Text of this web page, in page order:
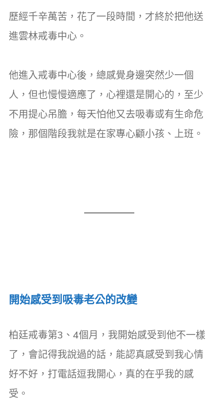
歷經千辛萬苦，花了一段時間，才終於把他送
進雲林戒毒中心。
他進入戒毒中心後，總感覺身邊突然少一個
人，但也慢慢適應了，心裡還是開心的，至少
不用提心吊膽，每天怕他又去吸毒或有生命危
險，那個階段我就是在家專心顧小孩、上班。
開始感受到吸毒老公的改變
柏廷戒毒第3、4個月，我開始感受到他不一樣
了，會記得我說過的話，能認真感受到我心情
好不好，打電話逗我開心，真的在乎我的感
受。